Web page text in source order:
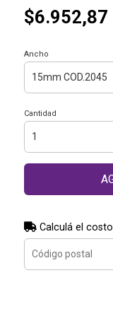
$6.952,87
Ancho
Cantidad
Calculá el